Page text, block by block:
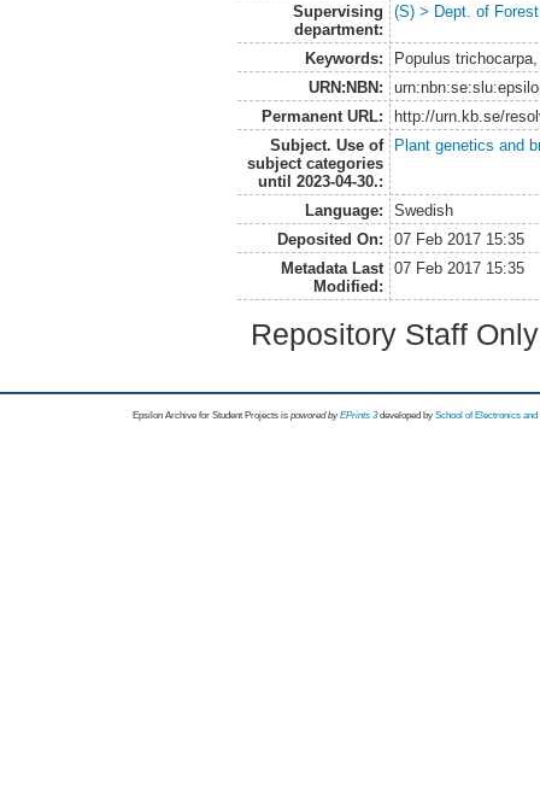
Supervising
department:
(S) > Dept. of
Keywords:
Populus
URN:NBN:
Permanent URL:
http://urn.kb.se/
Subject. Use of
subject categories
until 2023-04-30.:
Plant genetics and
Language:
Swedish
Deposited On:
07 Feb 2017 15:35
Metadata Last
Modified:
07 Feb 2017 15:35
Repository Staff
Epsilon Archive for Student Projects is powored byEPrints 3 developed by School of Electronics